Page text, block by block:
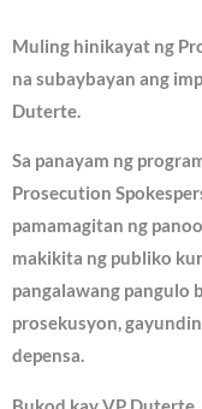
Muling hinikayat ng
na subaybayan ang
Duterte.
Sa panayam ng
Prosecution
pamamagitan ng
makikita ng publiko
pangalawang pangulo
prosekusyon,
depensa.